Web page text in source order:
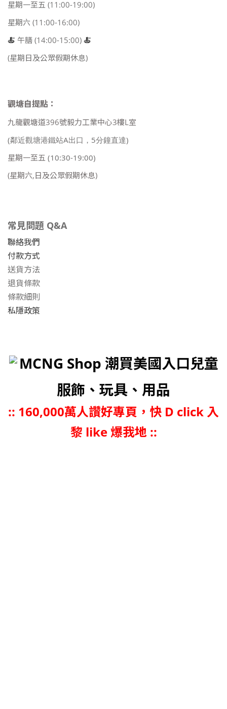
星期一至五 (11:00-19:00)
星期六 (11:00-16:00)
🍝 午膳 (14:00-15:00) 🍝
(星期日及公眾假期休息)
觀塘自提點：
九龍觀塘道396號毅力工業中心3樓L室
(鄰近觀塘港鐵站A出口，5分鐘直達)
星期一至五 (10:30-19:00)
(星期六,日及公眾假期休息)
常見問題 Q&A
聯絡我們
付款方式
送貨方法
退貨條款
條款細則
私隱政策
MCNG Shop 潮買美國入口兒童
服飾、玩具、用品
:: 160,000萬人讚好專頁，快 D click 入
黎 like 爆我地 ::